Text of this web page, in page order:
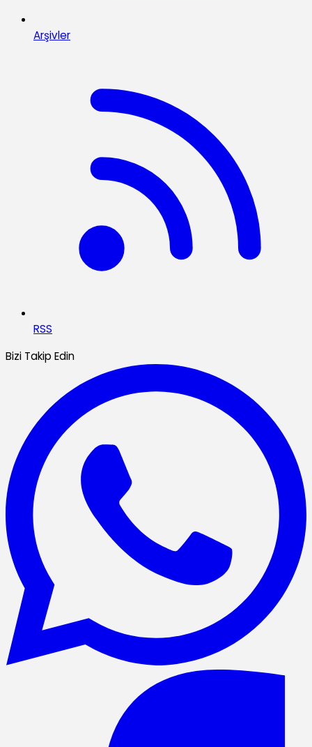
Arşivler
RSS
Bizi Takip Edin